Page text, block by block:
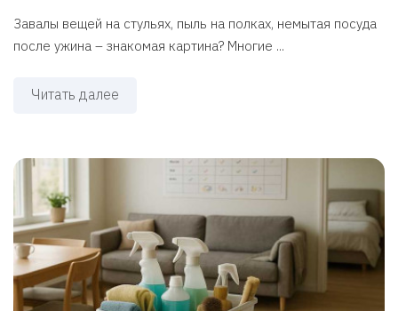
Завалы вещей на стульях, пыль на полках, немытая посуда
после ужина – знакомая картина? Многие ...
Читать далее